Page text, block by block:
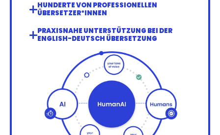
HUNDERTE VON PROFESSIONELLEN
ÜBERSETZER*INNEN
PRAXISNAHE UNTERSTÜTZUNG BEI DER
ENGLISH-DEUTSCH ÜBERSETZUNG